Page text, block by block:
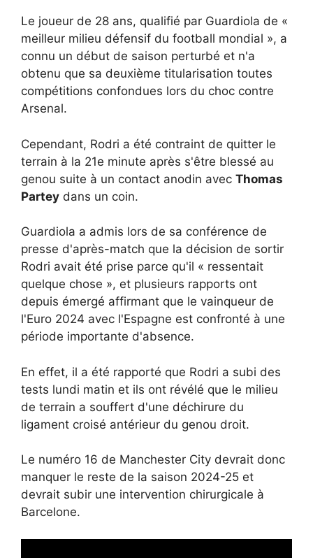
Le joueur de 28 ans, qualifié par Guardiola de «
meilleur milieu défensif du football mondial », a
connu un début de saison perturbé et n'a
obtenu que sa deuxième titularisation toutes
compétitions confondues lors du choc contre
Arsenal.
Cependant, Rodri a été contraint de quitter le
terrain à la 21e minute après s'être blessé au
genou suite à un contact anodin avec Thomas
Partey dans un coin.
Guardiola a admis lors de sa conférence de
presse d'après-match que la décision de sortir
Rodri avait été prise parce qu'il « ressentait
quelque chose », et plusieurs rapports ont
depuis émergé affirmant que le vainqueur de
l'Euro 2024 avec l'Espagne est confronté à une
période importante d'absence.
En effet, il a été rapporté que Rodri a subi des
tests lundi matin et ils ont révélé que le milieu
de terrain a souffert d'une déchirure du
ligament croisé antérieur du genou droit.
Le numéro 16 de Manchester City devrait donc
manquer le reste de la saison 2024-25 et
devrait subir une intervention chirurgicale à
Barcelone.